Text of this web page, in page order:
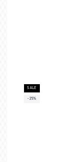
SALE
-25%